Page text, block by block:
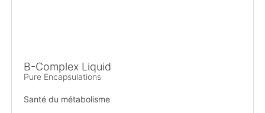
B-Complex Liquid
Pure Encapsulations
Santé du métabolisme